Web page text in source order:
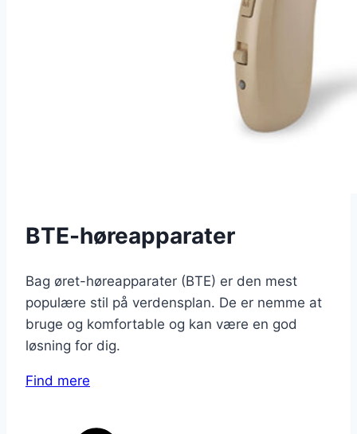
BTE-høreapparater
Bag øret-høreapparater (BTE) er den mest
populære stil på verdensplan. De er nemme at
bruge og komfortable og kan være en god
løsning for dig.
Find mere